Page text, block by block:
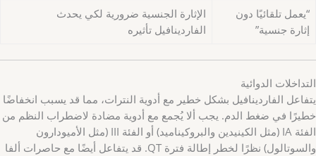
“يعمل تلقائيًا دون
إثارة جنسية”
الإثارة الجنسية ضرورية لكي يحدث
الفاردينافيل تأثيره
التداخلات الدوائية
يتفاعل الفاردينافيل بشكل خطير مع أدوية النترات، مما قد يسبب انخفاضًا
خطيرًا في ضغط الدم. يجب ألا يُجمع مع أدوية مضادة لاضطراب النظم من
الفئة IA (مثل الكينيدين والبروكيناميد) أو الفئة III (مثل الأميودارون
والسوتالول) نظرًا لخطر إطالة فترة QT. قد يتفاعل أيضًا مع حاصرات ألفا